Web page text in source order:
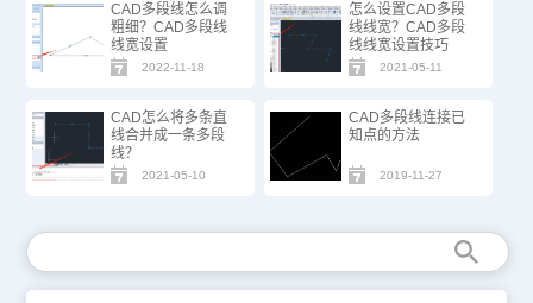
CAD多段线怎么调
粗细？CAD多段线
线宽设置
2022-11-18
怎么设置CAD多段
线线宽？CAD多段
线线宽设置技巧
2021-05-11
CAD怎么将多条直
线合并成一条多段
线？
2021-05-10
CAD多段线连接已
知点的方法
2019-11-27